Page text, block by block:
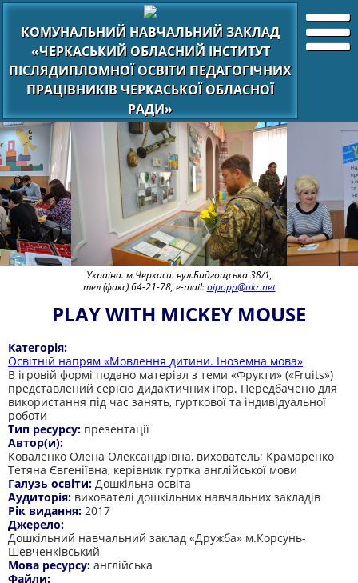
КОМУНАЛЬНИЙ НАВЧАЛЬНИЙ ЗАКЛАД
«ЧЕРКАСЬКИЙ ОБЛАСНИЙ ІНСТИТУТ
ПІСЛЯДИПЛОМНОЇ ОСВІТИ ПЕДАГОГІЧНИХ
ПРАЦІВНИКІВ ЧЕРКАСЬКОЇ ОБЛАСНОЇ
РАДИ»
Україна. м.Черкаси. вул.Бидгощська 38/1,
тел (факс) 64-21-78, e-mail:oipopp@ukr.net
PLAY WITH MICKEY MOUSE
Категорія:
Освітній напрям «Мовлення дитини. Іноземна мова»
В ігровій формі подано матеріал з теми «Фрукти» («Fruits»)
представлений серією дидактичних ігор. Передбачено для
використання під час занять, гурткової та індивідуальної
роботи
Тип ресурсу: презентації
Автор(и):
Коваленко Олена Олександрівна, вихователь; Крамаренко
Тетяна Євгеніївна, керівник гуртка англійської мови
Галузь освіти: Дошкільна освіта
Аудиторія: вихователі дошкільних навчальних закладів
Рік видання: 2017
Джерело:
Дошкільний навчальний заклад «Дружба» м.Корсунь-
Шевченківський
Мова ресурсу: англійська
Файли: